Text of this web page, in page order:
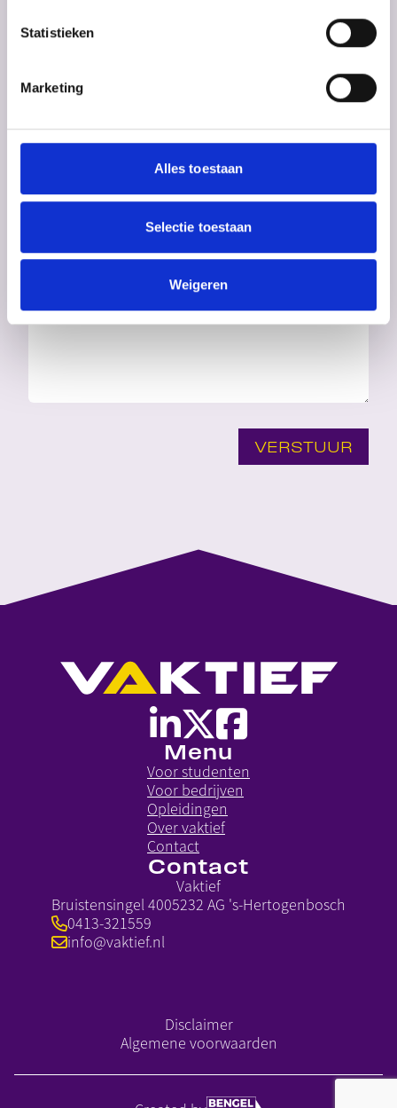
Statistieken
Marketing
Alles toestaan
Selectie toestaan
Weigeren
Bericht*
Menu
Voor studenten
Voor bedrijven
Opleidingen
Over vaktief
Contact
Contact
Vaktief
Bruistensingel 4005232 AG 's-Hertogenbosch
0413-321559
info@vaktief.nl
Disclaimer
Algemene voorwaarden